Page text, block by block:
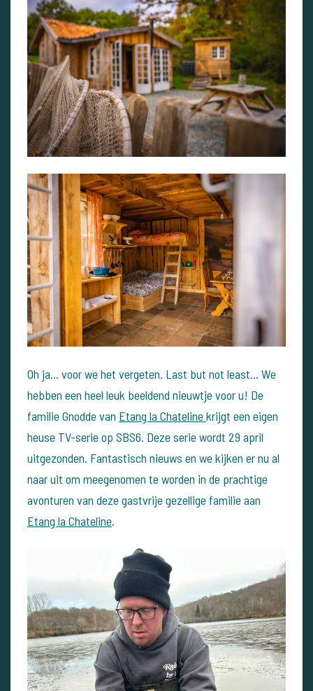
Oh ja… voor we het vergeten. Last but not least... We
hebben een heel leuk beeldend nieuwtje voor u! De
familie Gnodde van Etang la Chatelinekrijgt een eigen
heuse TV-serie op SBS6. Deze serie wordt 29 april
uitgezonden. Fantastisch nieuws en we kijken er nu al
naar uit om meegenomen te worden in de prachtige
avonturen van deze gastvrije gezellige familie aan
Etang la Chateline.